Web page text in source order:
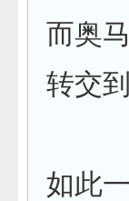
而奥
转交
如此